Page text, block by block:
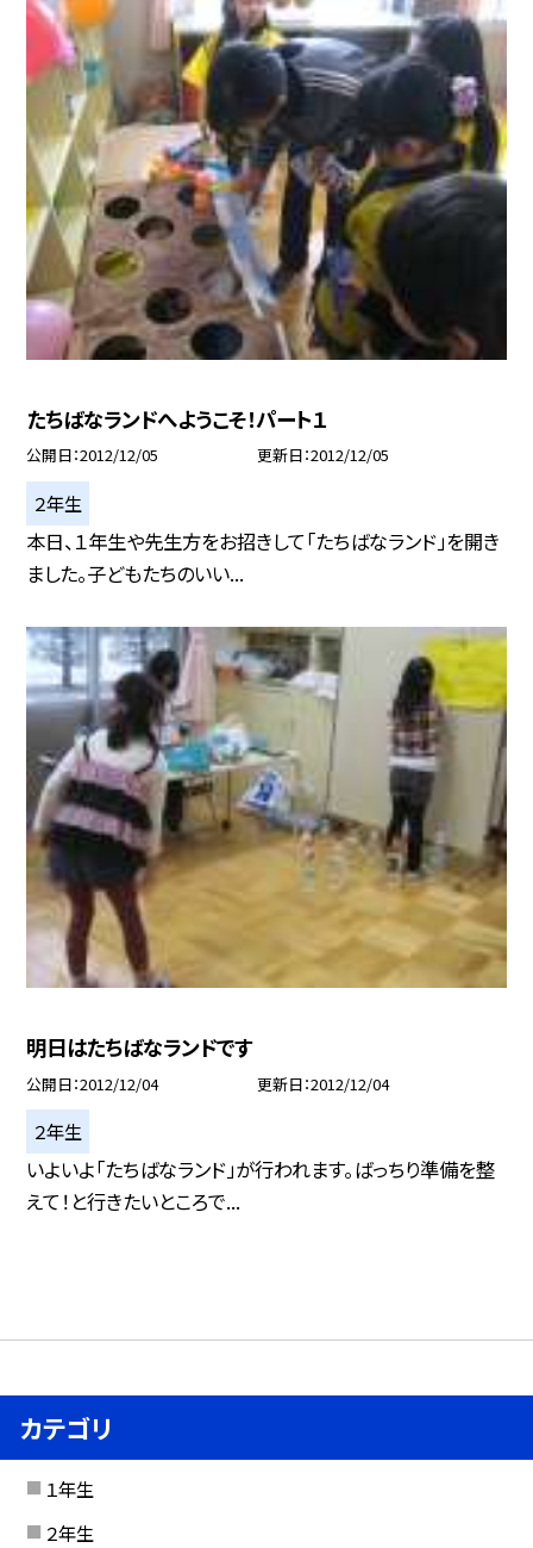
たちばなランドへようこそ！パート１
公開日 2012/12/05 更新日 2012/12/05
２年生
本日、１年生や先生方をお招きして「たちばなランド」を開き
ました。子どもたちのいい...
明日はたちばなランドです
公開日 2012/12/04 更新日 2012/12/04
２年生
いよいよ「たちばなランド」が行われます。ばっちり準備を整
えて！と行きたいところで...
カテゴリ
１年生
２年生